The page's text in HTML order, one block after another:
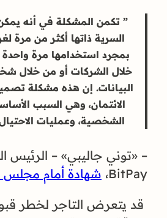
” تكمن المشكلة في أنه
السرية ذاتها أكثر من
بمجرد استخدامها مرة
خلال الشركات أو من
البيانات. إن هذه مشكلة
الائتمان، وهي السبب
الشخصية، وعمليات الاحتيال
– «توني جاليبي» – الرئيس
BitPay، شهادة أمام مجلس
قد يتعرض التاجر لخطر